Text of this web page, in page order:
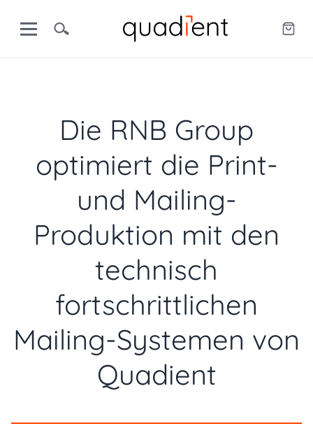
Die RNB Group
optimiert die Print-
und Mailing-
Produktion mit den
technisch
fortschrittlichen
Mailing-Systemen von
Quadient